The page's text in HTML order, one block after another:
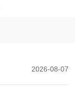
2026-08-07